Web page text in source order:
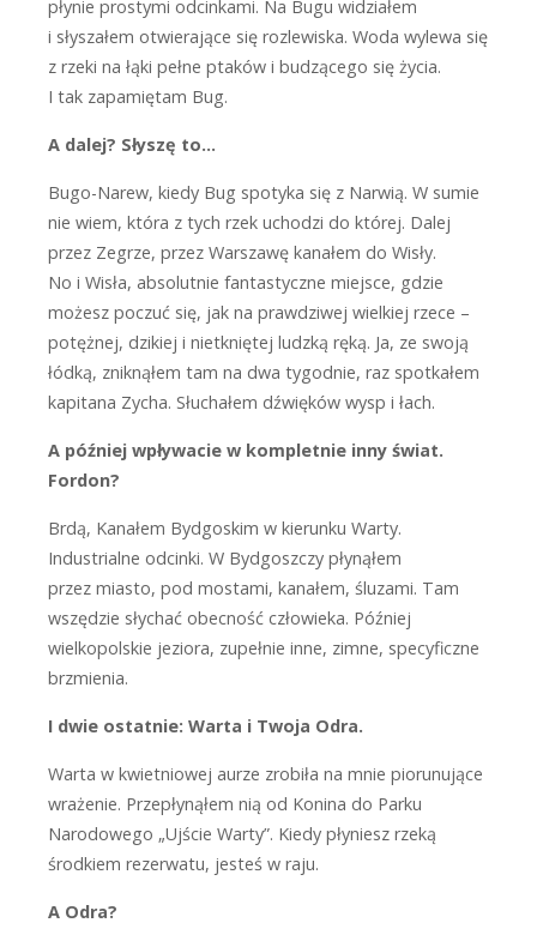
płynie prostymi odcinkami. Na Bugu widziałem
i słyszałem otwierające się rozlewiska. Woda wylewa się
z rzeki na łąki pełne ptaków i budzącego się życia.
I tak zapamiętam Bug.
A dalej? Słyszę to…
Bugo-Narew, kiedy Bug spotyka się z Narwią. W sumie
nie wiem, która z tych rzek uchodzi do której. Dalej
przez Zegrze, przez Warszawę kanałem do Wisły.
No i Wisła, absolutnie fantastyczne miejsce, gdzie
możesz poczuć się, jak na prawdziwej wielkiej rzece –
potężnej, dzikiej i nietkniętej ludzką ręką. Ja, ze swoją
łódką, zniknąłem tam na dwa tygodnie, raz spotkałem
kapitana Zycha. Słuchałem dźwięków wysp i łach.
A później wpływacie w kompletnie inny świat.
Fordon?
Brdą, Kanałem Bydgoskim w kierunku Warty.
Industrialne odcinki. W Bydgoszczy płynąłem
przez miasto, pod mostami, kanałem, śluzami. Tam
wszędzie słychać obecność człowieka. Później
wielkopolskie jeziora, zupełnie inne, zimne, specyficzne
brzmienia.
I dwie ostatnie: Warta i Twoja Odra.
Warta w kwietniowej aurze zrobiła na mnie piorunujące
wrażenie. Przepłynąłem nią od Konina do Parku
Narodowego „Ujście Warty”. Kiedy płyniesz rzeką
środkiem rezerwatu, jesteś w raju.
A Odra?